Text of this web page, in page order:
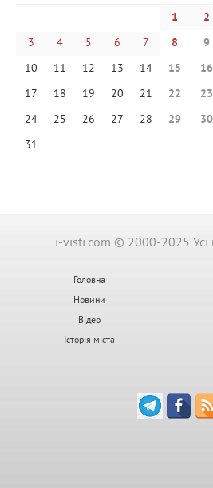
1
2
3
4 5 6 7 8
9
10
11 12 13 14 15
16
17
18 19 20 21 22
23
24
25 26 27 28 29
30
31
i-visti.com © 2000-2025 Усі
Головна
Новини
Відео
Історія міста